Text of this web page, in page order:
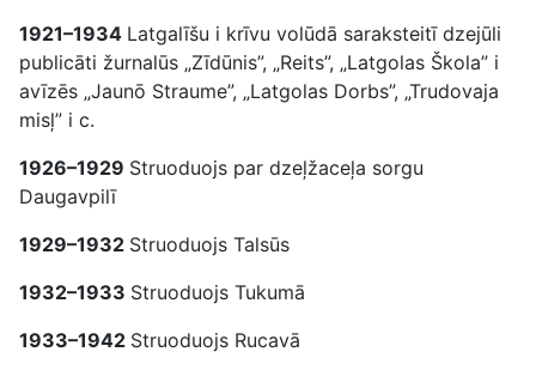
1921–1934 Latgalīšu i krīvu volūdā saraksteitī dzejūli
publicāti žurnalūs „Zīdūnis”, „Reits”, „Latgolas Škola” i
avīzēs „Jaunō Straume”, „Latgolas Dorbs”, „Trudovaja
misļ” i c.
1926–1929 Struoduojs par dzeļžaceļa sorgu
Daugavpilī
1929–1932 Struoduojs Talsūs
1932–1933 Struoduojs Tukumā
1933–1942 Struoduojs Rucavā